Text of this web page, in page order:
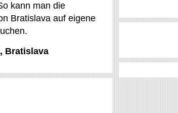
kann man die
Bratislava auf eigene
Bratislava